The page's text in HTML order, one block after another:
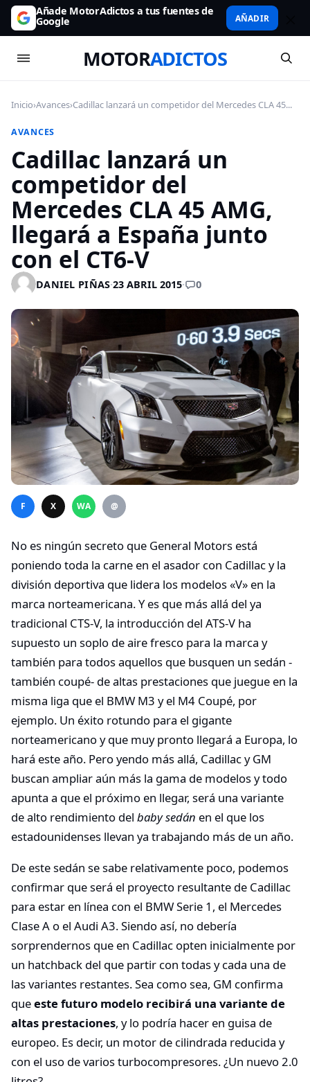
Añade MotorAdictos a tus fuentes de
Google AÑADIR
MOTORADICTOS
Inicio›Avances›Cadillac lanzará un competidor del Mercedes CLA 45...
AVANCES
Cadillac lanzará un
competidor del
Mercedes CLA 45 AMG,
llegará a España junto
con el CT6-V
DANIEL PIÑAS·23 ABRIL 2015· 0
F X WA @
No es ningún secreto que General Motors está
poniendo toda la carne en el asador con Cadillac y la
división deportiva que lidera los modelos «V» en la
marca norteamericana. Y es que más allá del ya
tradicional CTS-V, la introducción del ATS-V ha
supuesto un soplo de aire fresco para la marca y
también para todos aquellos que busquen un sedán -
también coupé- de altas prestaciones que juegue en la
misma liga que el BMW M3 y el M4 Coupé, por
ejemplo. Un éxito rotundo para el gigante
norteamericano y que muy pronto llegará a Europa, lo
hará este año. Pero yendo más allá, Cadillac y GM
buscan ampliar aún más la gama de modelos y todo
apunta a que el próximo en llegar, será una variante
de alto rendimiento del baby sedán en el que los
estadounidenses llevan ya trabajando más de un año.
De este sedán se sabe relativamente poco, podemos
confirmar que será el proyecto resultante de Cadillac
para estar en línea con el BMW Serie 1, el Mercedes
Clase A o el Audi A3. Siendo así, no debería
sorprendernos que en Cadillac opten inicialmente por
un hatchback del que partir con todas y cada una de
las variantes restantes. Sea como sea, GM confirma
queeste futuro modelo recibirá una variante de
altas prestaciones, y lo podría hacer en guisa de
europeo. Es decir, un motor de cilindrada reducida y
con el uso de varios turbocompresores. ¿Un nuevo 2.0